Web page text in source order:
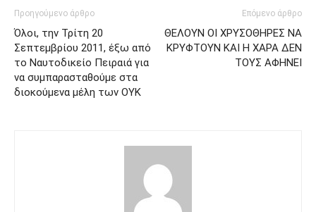
Προηγούμενο άρθρο
Όλοι, την Τρίτη 20
Σεπτεμβρίου 2011, έξω από
το Ναυτοδικείο Πειραιά για
να συμπαρασταθούμε στα
διοκούμενα μέλη των ΟΥΚ
Επόμενο άρθρο
ΘΕΛΟΥΝ ΟΙ ΧΡΥΣΟΘΗΡΕΣ ΝΑ
ΚΡΥΦΤΟΥΝ ΚΑΙ Η ΧΑΡΑ ΔΕΝ
ΤΟΥΣ ΑΦΗΝΕΙ